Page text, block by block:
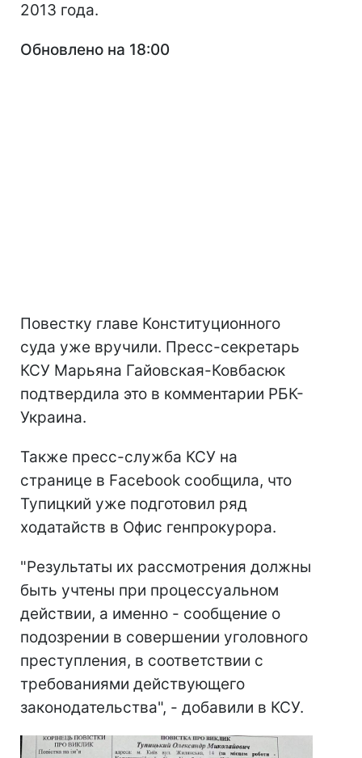
2013 года.
Обновлено на 18:00
Повестку главе Конституционного
суда уже вручили. Пресс-секретарь
КСУ Марьяна Гайовская-Ковбасюк
подтвердила это в комментарии РБК-
Украина.
Также пресс-служба КСУ на
странице в Facebook сообщила, что
Тупицкий уже подготовил ряд
ходатайств в Офис генпрокурора.
"Результаты их рассмотрения должны
быть учтены при процессуальном
действии, а именно - сообщение о
подозрении в совершении уголовного
преступления, в соответствии с
требованиями действующего
законодательства", - добавили в КСУ.